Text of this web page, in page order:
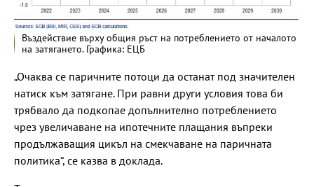
Въздействие върху общия ръст на потреблението от началото
на затягането. Графика: ЕЦБ
„Очаква се паричните потоци да останат под значителен
натиск към затягане. При равни други условия това би
трябвало да подкопае допълнително потреблението
чрез увеличаване на ипотечните плащания въпреки
продължаващия цикъл на смекчаване на паричната
политика“, се казва в доклада.